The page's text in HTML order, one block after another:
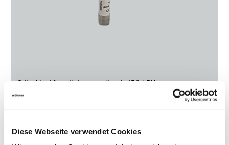
Diese Webseite verwendet Cookies
Cylindrical fuse links according to IEC / EN
Select product